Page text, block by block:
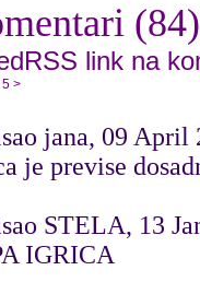
(84)
RSS link na
5 >
jana, 09 April
je previse
STELA, 13
IGRICA